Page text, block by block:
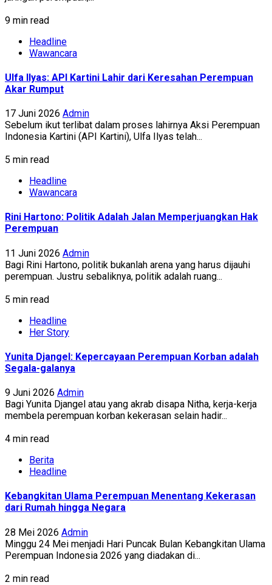
9 min read
Headline
Wawancara
Ulfa Ilyas: API Kartini Lahir dari Keresahan Perempuan
Akar Rumput
17 Juni 2026 Admin
Sebelum ikut terlibat dalam proses lahirnya Aksi Perempuan
Indonesia Kartini (API Kartini), Ulfa Ilyas telah...
5 min read
Headline
Wawancara
Rini Hartono: Politik Adalah Jalan Memperjuangkan Hak
Perempuan
11 Juni 2026 Admin
Bagi Rini Hartono, politik bukanlah arena yang harus dijauhi
perempuan. Justru sebaliknya, politik adalah ruang...
5 min read
Headline
Her Story
Yunita Djangel: Kepercayaan Perempuan Korban adalah
Segala-galanya
9 Juni 2026 Admin
Bagi Yunita Djangel atau yang akrab disapa Nitha, kerja-kerja
membela perempuan korban kekerasan selain hadir...
4 min read
Berita
Headline
Kebangkitan Ulama Perempuan Menentang Kekerasan
dari Rumah hingga Negara
28 Mei 2026 Admin
Minggu 24 Mei menjadi Hari Puncak Bulan Kebangkitan Ulama
Perempuan Indonesia 2026 yang diadakan di...
2 min read